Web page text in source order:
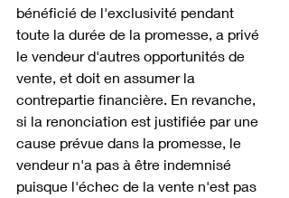
bénéficié de l'exclusivité pendant
toute la durée de la promesse, a privé
le vendeur d'autres opportunités de
vente, et doit en assumer la
contrepartie financière. En revanche,
si la renonciation est justifiée par une
cause prévue dans la promesse, le
vendeur n'a pas à être indemnisé
puisque l'échec de la vente n'est pas